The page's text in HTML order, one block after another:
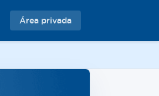
Área privada